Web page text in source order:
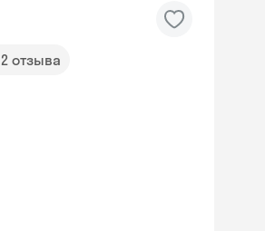
2 отзыва